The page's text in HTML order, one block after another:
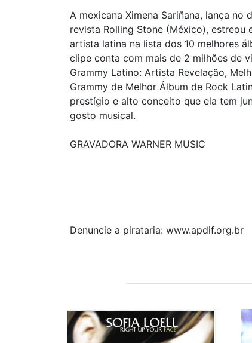
A mexicana Ximena Sariñana, lança
revista Rolling Stone (México), estreou
artista latina na lista dos 10 melhores
clipe conta com mais de 2 milhões de
Grammy Latino: Artista Revelação,
Grammy de Melhor Álbum de Rock
prestígio e alto conceito que ela tem
gosto musical.
GRAVADORA WARNER MUSIC
Denuncie a pirataria: www.apdif.org.br